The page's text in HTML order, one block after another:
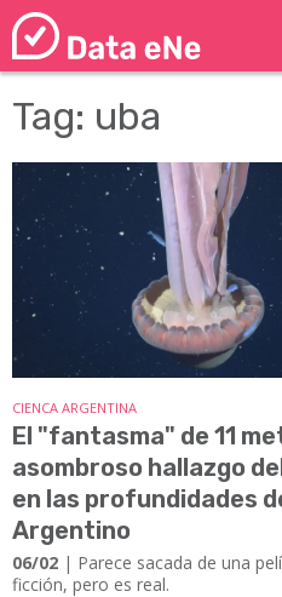
Tag: uba
CIENCA ARGENTINA
El "fantasma" de 11
asombroso hallazgo
en las profundidades
Argentino
06/02 | Parece sacada de una
ficción, pero es real.